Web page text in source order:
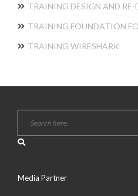
TRAINING DESIGN AND RE-
TRAINING FOUNDATION
TRAINING WIRESHARK
Media Partner